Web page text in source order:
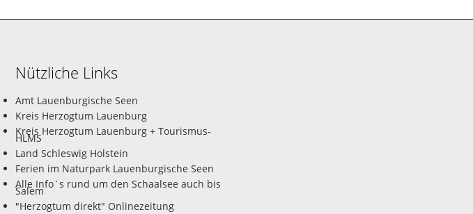
Nützliche Links
Amt Lauenburgische Seen
Kreis Herzogtum Lauenburg
Kreis Herzogtum Lauenburg + Tourismus-
HLMS
Land Schleswig Holstein
Ferien im Naturpark Lauenburgische Seen
Alle Info`s rund um den Schaalsee auch bis
Salem
"Herzogtum direkt" Onlinezeitung